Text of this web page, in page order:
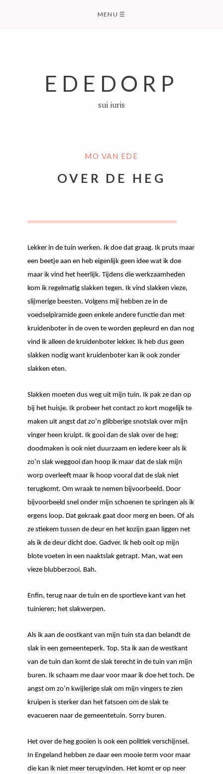
MENU ☰
EDEDORP
sui iuris
MO VAN EDE
OVER DE HEG
Lekker in de tuin werken. Ik doe dat graag. Ik pruts maar
een beetje aan en heb eigenlijk geen idee wat ik doe
maar ik vind het heerlijk. Tijdens die werkzaamheden
kom ik regelmatig slakken tegen. Ik vind slakken vieze,
slijmerige beesten. Volgens mij hebben ze in de
voedselpiramide geen enkele andere functie dan met
kruidenboter in de oven te worden gepleurd en dan nog
vind ik alleen de kruidenboter lekker. Ik heb dus geen
slakken nodig want kruidenboter kan ik ook zonder
slakken eten.
Slakken moeten dus weg uit mijn tuin. Ik pak ze dan op
bij het huisje. Ik probeer het contact zo kort mogelijk te
maken uit angst dat zo’n glibberige snotslak over mijn
vinger heen kruipt. Ik gooi dan de slak over de heg;
doodmaken is ook niet duurzaam en iedere keer als ik
zo’n slak weggooi dan hoop ik maar dat de slak mijn
worp overleeft maar ik hoop vooral dat de slak niet
terugkomt. Om wraak te nemen bijvoorbeeld. Door
bijvoorbeeld snel onder mijn schoenen te springen als ik
ergens loop. Dat gekraak gaat door merg en been. Of als
ze stiekem tussen de deur en het kozijn gaan liggen net
als ik de deur dicht doe. Gadver. Ik heb ooit op mijn
blote voeten in een naaktslak getrapt. Man, wat een
vieze blubberzooi. Bah.
Enfin, terug naar de tuin en de sportieve kant van het
tuinieren; het slakwerpen.
Als ik aan de oostkant van mijn tuin sta dan belandt de
slak in een gemeenteperk. Top. Sta ik aan de westkant
van de tuin dan komt de slak terecht in de tuin van mijn
buren. Ik schaam me daar voor maar ik doe het toch. De
angst om zo’n kwijlerige slak om mijn vingers te zien
kruipen is sterker dan het fatsoen om de slak te
evacueren naar de gemeentetuin. Sorry buren.
Het over de heg gooien is ook een politiek verschijnsel.
In Engeland hebben ze daar een mooie term voor maar
die kan ik niet meer terugvinden. Het komt er op neer